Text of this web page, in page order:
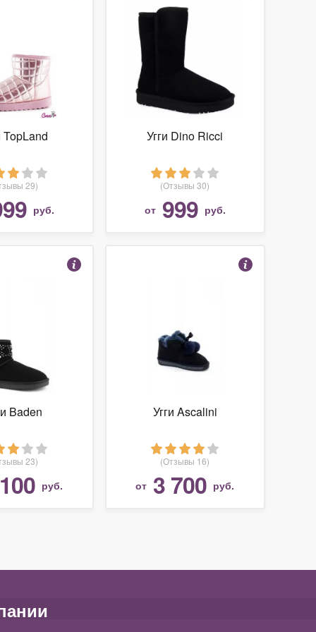
TopLand
29)
руб.
Угги Dino Ricci
(Отзывы 30)
от 999 руб.
Baden
23)
руб.
Угги Ascalini
(Отзывы 16)
от 3 700 руб.